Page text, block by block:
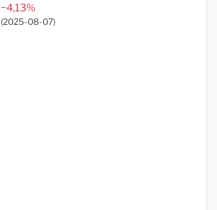
−4,13%
(2025-08-07)